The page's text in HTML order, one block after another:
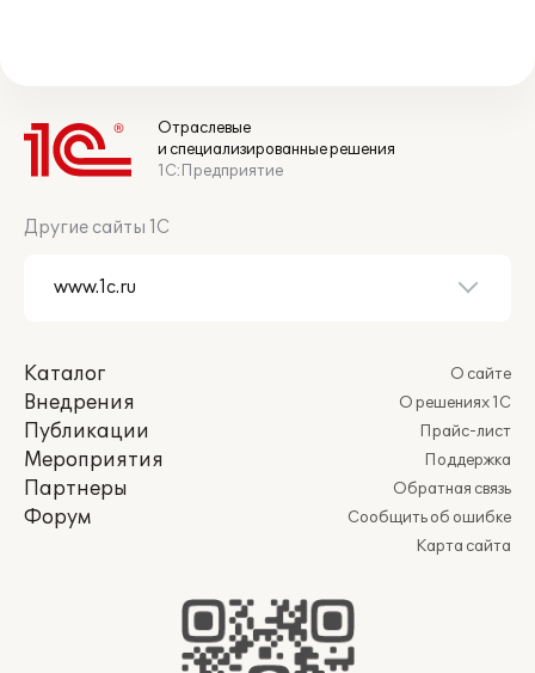
Отраслевые
и специализированные решения
1С:Предприятие
Другие сайты 1С
Каталог
Внедрения
Публикации
Мероприятия
Партнеры
Форум
О сайте
О решениях 1С
Прайс-лист
Поддержка
Обратная связь
Сообщить об ошибке
Карта сайта